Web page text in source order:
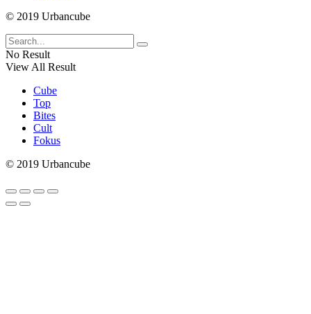
© 2019 Urbancube
No Result
View All Result
Cube
Top
Bites
Cult
Fokus
© 2019 Urbancube